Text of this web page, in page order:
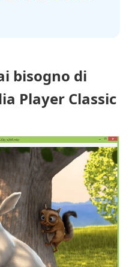
bisogno di
Player Classic